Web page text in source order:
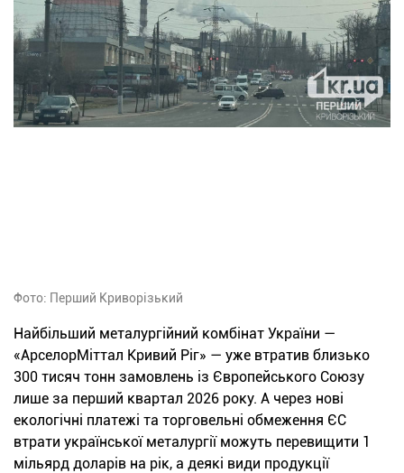
Фото: Перший Криворізький
Найбільший металургійний комбінат України —
«АрселорМіттал Кривий Ріг» — уже втратив близько
300 тисяч тонн замовлень із Європейського Союзу
лише за перший квартал 2026 року. А через нові
екологічні платежі та торговельні обмеження ЄС
втрати української металургії можуть перевищити 1
мільярд доларів на рік, а деякі види продукції